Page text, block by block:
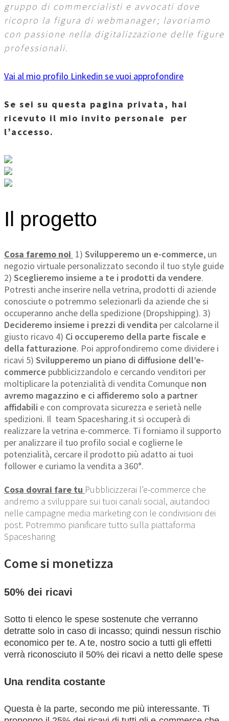
gruppo di commercialisti e avvocati dove
ricopro la figura di webmanager; lavoriamo
con passione nella digitalizzazione delle figure
professionali.
Vai al mio profilo Linkedin se vuoi approfondire
Se sei su questa pagina privata, hai
ricevuto il mio invito personale per
l’accesso.
Il progetto
Cosa faremo noi 1) Svilupperemo un e-commerce, un
negozio virtuale personalizzato secondo il tuo style guide
2) Sceglieremo insieme a te i prodotti da vendere.
Potresti anche inserire nella vetrina, prodotti di aziende
conosciute o potremmo selezionarli da aziende che si
occuperanno anche della spedizione (Dropshipping). 3)
Decideremo insieme i prezzi di vendita per calcolarne il
giusto ricavo 4) Ci occuperemo della parte fiscale e
della fatturazione. Poi approfondiremo come dividere i
ricavi 5) Svilupperemo un piano di diffusione dell’e-
commerce pubblicizzandolo e cercando venditori per
moltiplicare la potenzialità di vendita Comunque non
avremo magazzino e ci affideremo solo a partner
affidabili e con comprovata sicurezza e serietà nelle
spedizioni. Il team Spacesharing.it si occuperà di
realizzare la vetrina e-commerce. Ti forniamo il supporto
per analizzare il tuo profilo social e coglierne le
potenzialità, cercare il prodotto più adatto ai tuoi
follower e curiamo la vendita a 360°.
Cosa dovrai fare tu Pubblicizzerai l’e-commerce che
andremo a sviluppare sui tuoi canali social, aiutandoci
nelle campagne media marketing con le condivisioni dei
post. Potremmo pianificare tutto sulla piattaforma
Spacesharing
Come si monetizza
50% dei ricavi
Sotto ti elenco le spese sostenute che verranno
detratte solo in caso di incasso; quindi nessun rischio
economico per te. A te, nostro socio a tutti gli effetti
verrà riconosciuto il 50% dei ricavi a netto delle spese
Una rendita costante
Questa è la parte, secondo me più interessante. Ti